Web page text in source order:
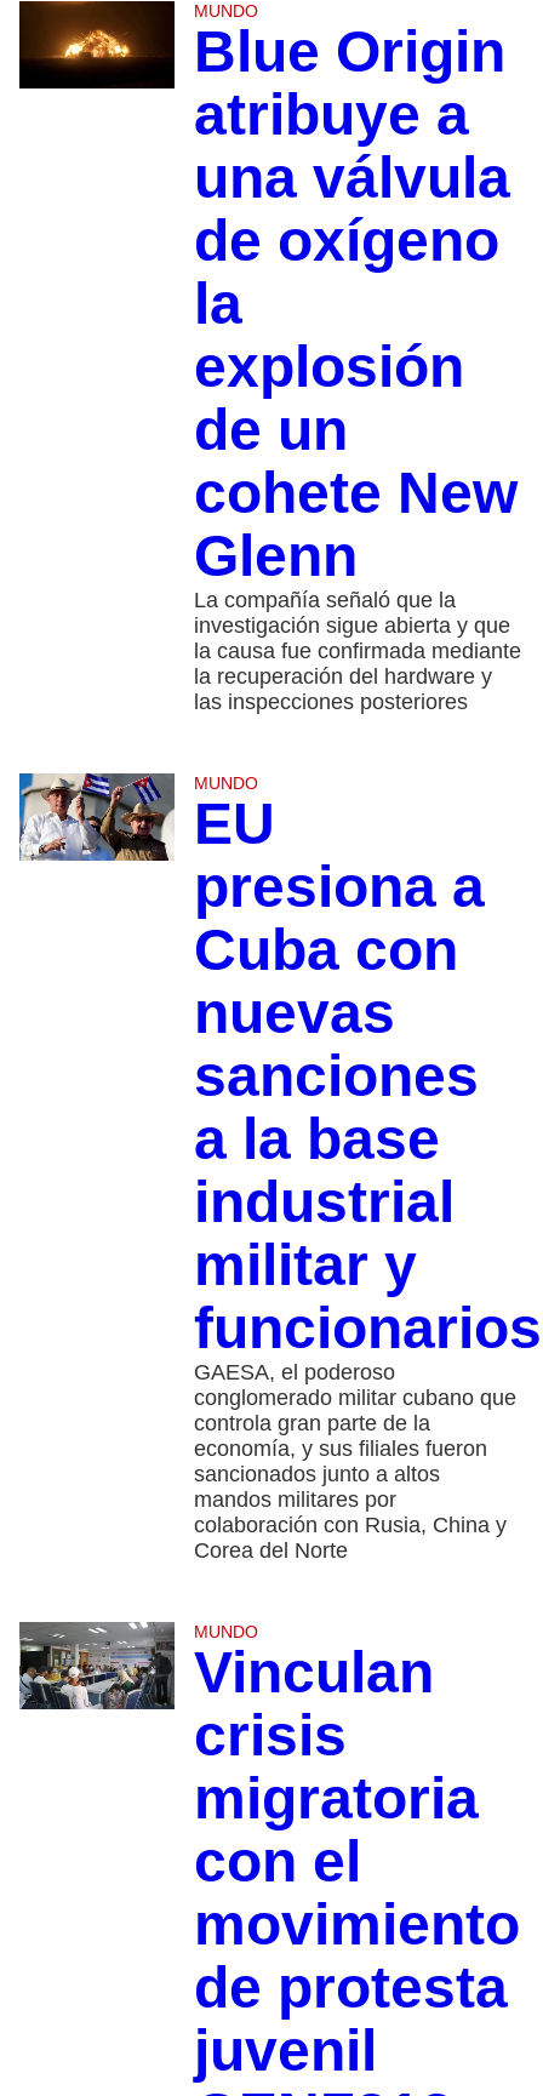
MUNDO
Blue Origin
atribuye a
una válvula
de oxígeno
la
explosión
de un
cohete New
Glenn
La compañía señaló que la
investigación sigue abierta y que
la causa fue confirmada mediante
la recuperación del hardware y
las inspecciones posteriores
MUNDO
EU
presiona a
Cuba con
nuevas
sanciones
a la base
industrial
militar y
funcionarios
GAESA, el poderoso
conglomerado militar cubano que
controla gran parte de la
economía, y sus filiales fueron
sancionados junto a altos
mandos militares por
colaboración con Rusia, China y
Corea del Norte
MUNDO
Vinculan
crisis
migratoria
con el
movimiento
de protesta
juvenil